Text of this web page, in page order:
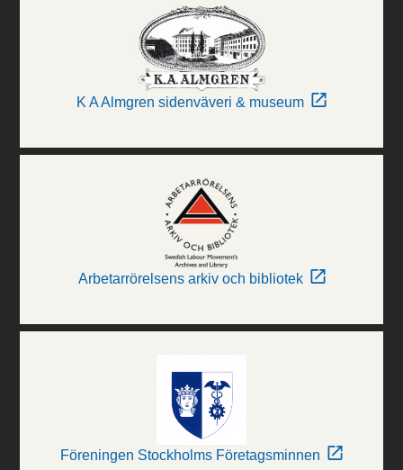
K A Almgren sidenväveri & museum
Arbetarrörelsens arkiv och bibliotek
Föreningen Stockholms Företagsminnen